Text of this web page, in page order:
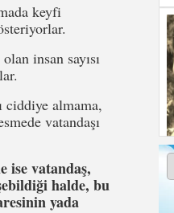
keyfi
insan sayısı
ciddiye almama,
vatandaşı
ise vatandaş,
halde, bu
yada